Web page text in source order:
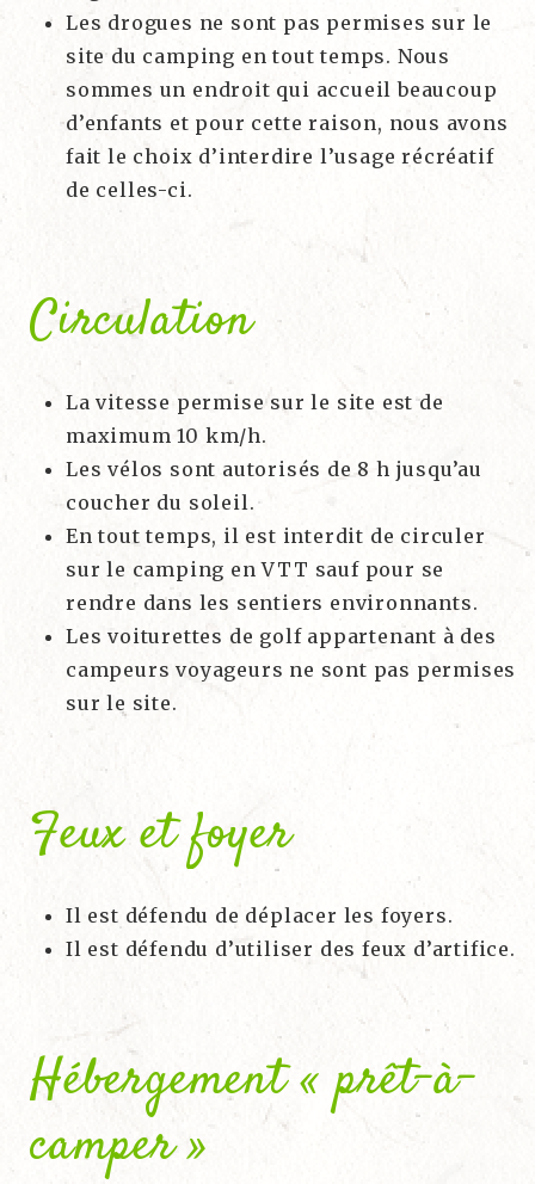
Les drogues ne sont pas permises sur le
site du camping en tout temps. Nous
sommes un endroit qui accueil beaucoup
d’enfants et pour cette raison, nous avons
fait le choix d’interdire l’usage récréatif
de celles-ci.
Circulation
La vitesse permise sur le site est de
maximum 10 km/h.
Les vélos sont autorisés de 8 h jusqu’au
coucher du soleil.
En tout temps, il est interdit de circuler
sur le camping en VTT sauf pour se
rendre dans les sentiers environnants.
Les voiturettes de golf appartenant à des
campeurs voyageurs ne sont pas permises
sur le site.
Feux et foyer
Il est défendu de déplacer les foyers.
Il est défendu d’utiliser des feux d’artifice.
Hébergement « prêt-à-
camper »